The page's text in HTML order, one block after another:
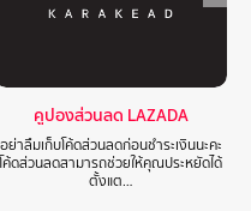
คูปองส่วนลด LAZADA
อย่าลืมเก็บโค้ดส่วนลดก่อนชำระเงินนะคะ
โค้ดส่วนลดสามารถช่วยให้คุณประหยัดได้
ตั้งแต…